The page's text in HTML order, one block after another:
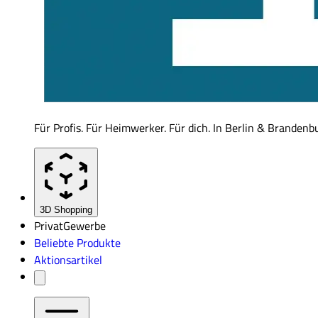
Für Profis. Für Heimwerker. Für dich. In Berlin &
3D Shopping
PrivatGewerbe
Beliebte Produkte
Aktionsartikel